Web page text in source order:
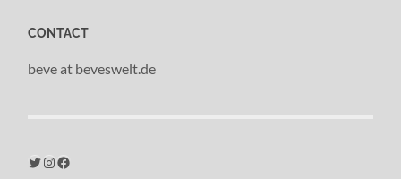
CONTACT
beve at beveswelt.de
Twitter Instagram Facebook